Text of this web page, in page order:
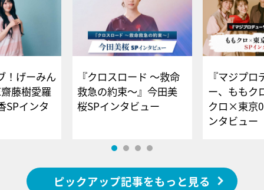
！げーみん
藤樹愛羅
SPインタ
『クロスロード ～救命
救急の約束～』今田美
桜SPインタビュー
『マジプロ
ー、ももク
クロ×東京
ンタビュー
ピックアップ記事をもっと見る